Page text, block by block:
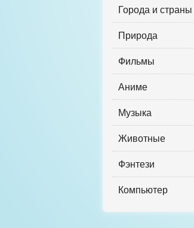
Города и страны
Природа
Фильмы
Аниме
Музыка
Животные
Фэнтези
Компьютер